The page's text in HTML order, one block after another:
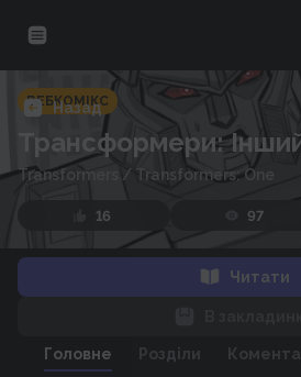
Назад
ВЕБКОМІКС
Трансформери:
Transformers / Transformers: One
16 97
Читати
Головне Розділи